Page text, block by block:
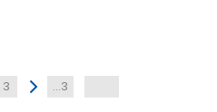
3 ...3